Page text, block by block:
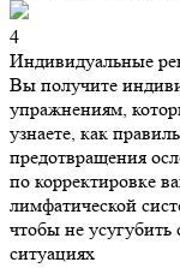
4
Индивидуальные
Вы получите
упражнениям,
узнаете, как
предотвращения
по корректировке
лимфатической
чтобы не
ситуациях